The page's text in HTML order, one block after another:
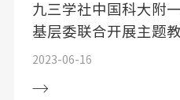
九三学社中国科大附
基层委联合开展主题
2023-06-16